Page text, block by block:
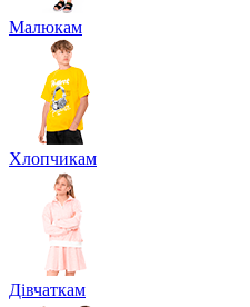
Малюкам
Хлопчикам
Дівчаткам